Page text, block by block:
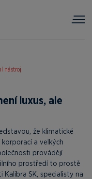
nástroj
luxus, ale
že klimatické
a velkých
provádějí
prostředí to prostě
SK, specialisty na